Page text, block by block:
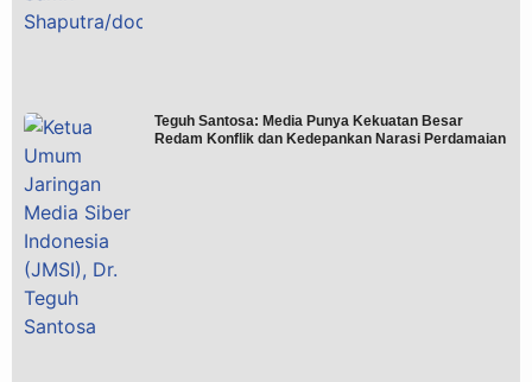
Teguh Santosa: Media Punya Kekuatan Besar
Redam Konflik dan Kedepankan Narasi Perdamaian